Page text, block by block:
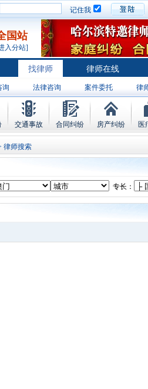
记住我
国站
入分站]
找律师 律师在线
询 法律咨询 案件委托 律
交通事故 合同纠纷 房产纠纷 医
律师搜索
专长：